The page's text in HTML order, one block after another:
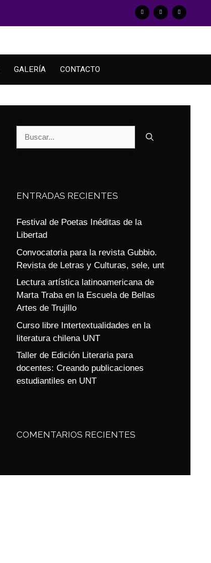
GALERÍA CONTACTO
ENTRADAS RECIENTES
Festival de Poetas Inéditas de la
Libertad
Convocatoria para la revista Gubbio.
Revista de Letras y Culturas, sele, unt
Lectura artística latinoamericana de
Marta Traba en la Escuela de Bellas
Artes de Trujillo
Curso libre Intertextualidades en la
literatura chilena UNT
Taller de Edición Literaria para
docentes: Creando publicaciones
estudiantiles en UNT
COMENTARIOS RECIENTES